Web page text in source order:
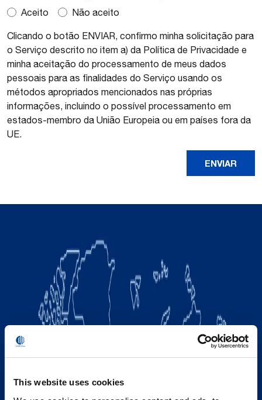
This website uses cookies
Aceito Não aceito
Clicando o botão ENVIAR, confirmo minha solicitação para
o Serviço descrito no item a) da Política de Privacidade e
minha aceitação do processamento de meus dados
pessoais para as finalidades do Serviço usando os
métodos apropriados mencionados nas próprias
informações, incluindo o possível processamento em
estados-membro da União Europeia ou em países fora da
UE.